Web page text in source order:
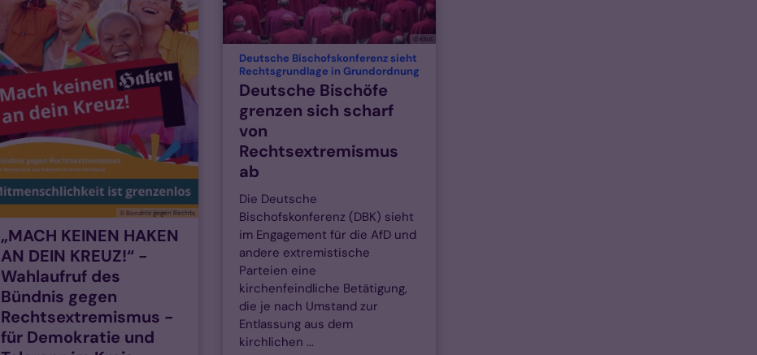
© Bündnis gegen Rechts
„MACH KEINEN HAKEN
AN DEIN KREUZ!“ -
Wahlaufruf des
Bündnis gegen
Rechtsextremismus -
für Demokratie und
© KNA
Deutsche Bischofskonferenz sieht
Rechtsgrundlage in Grundordnung:
Deutsche Bischöfe
grenzen sich scharf
von
Rechtsextremismus
ab
Die Deutsche
Bischofskonferenz (DBK) sieht
im Engagement für die AfD und
andere extremistische
Parteien eine
kirchenfeindliche Betätigung,
die je nach Umstand zur
Entlassung aus dem
kirchlichen ...